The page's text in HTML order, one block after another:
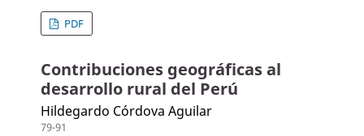
PDF
Contribuciones geográficas al
desarrollo rural del Perú
Hildegardo Córdova Aguilar
79-91